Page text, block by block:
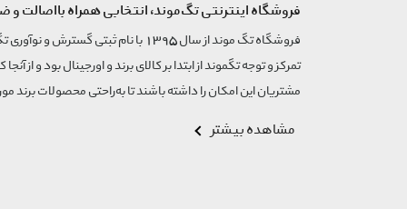
فروشگاه اینترنتی تگ‌موند، انتخابی همراه بااصالت و
تمرکز و توجه تگموند از ابتدا بر کالای برند و اورجینال بود و از
مشتریان این امکان را داشته باشند تا به‌راحتی محصولات برند
مشاهده بیشتر